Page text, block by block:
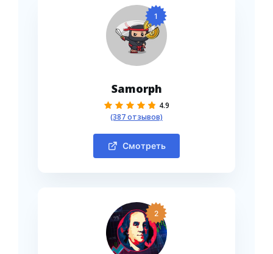
1
Samorph
4.9
(387 отзывов)
Смотреть
2